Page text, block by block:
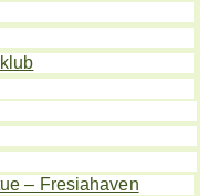
– Fresiahaven